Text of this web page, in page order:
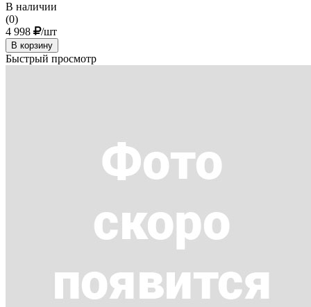
В наличии
(0)
4 998
/шт
В корзину
Быстрый просмотр